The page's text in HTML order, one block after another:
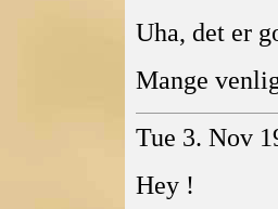
Uha, det er
Mange
Tue 3. Nov
Hey !